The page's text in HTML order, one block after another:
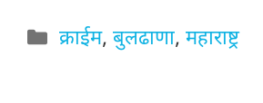
Categories
क्राईम,बुलढाणा,महाराष्ट्र